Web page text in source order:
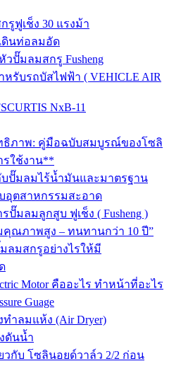
รูฟูเช็ง 30 แรงม้า
ดินท่อลมอัด
ปั๊มลมสกรู Fusheng
รับรถบัสไฟฟ้า ( VEHICLE AIR
NxB-11
ธิภาพ: คู่มือฉบับสมบูรณ์ของโซลิ
รใช้งาน**
บปั๊มลมไร้น้ำมันและมาตรฐาน
อุตสาหกรรมสะอาด
ปั๊มลมลูกสูบ ฟูเช็ง ( Fusheng )
คุณภาพสูง – ทนทานกว่า 10 ปี”
ลมสกรูอย่างไรให้มี
Motor คืออะไร ทำหน้าที่อะไร
Guage
ทำลมแห้ง (Air Dryer)
ดันน้ำ
วกับ โซลินอยด์วาล์ว 2/2 ก่อน